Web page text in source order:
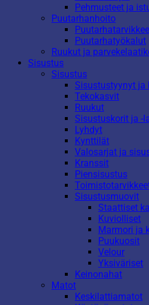
Pehmusteet ja
Puutarhanhoito
Puutarhatyökalut
Ruukut ja
Sisustus
Sisustus
Sisustustyynyt ja
Tekokasvit
Ruukut
Sisustuskorit ja -
Lyhdyt
Kynttilät
Valosarjat ja
Kranssit
Piensisustus
Sisustusmuovit
Staattiset
Kuviolliset
Marmori ja
Puukuosit
Velour
Yksiväriset
Keinonahat
Matot
Keskilattiamatot